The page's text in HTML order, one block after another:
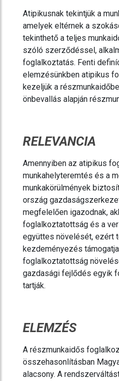
Atipikusnak tekintjük a
amelyek eltérnek a
tekinthető a teljes
szóló szerződéssel,
foglalkoztatás. Fenti
elemzésünkben atipikus
kezeljük a
önbevallás alapján
RELEVANCIA
Amennyiben az atipikus
munkahelyteremtés és a
munkakörülmények
ország
megfelelően igazodnak,
foglalkoztatottság és a
együttes növelését, ezért
kezdeményezés
foglalkoztatottság
gazdasági fejlődés egyik
tartják.
ELEMZÉS
A részmunkaidős
összehasonlításban
alacsony. A